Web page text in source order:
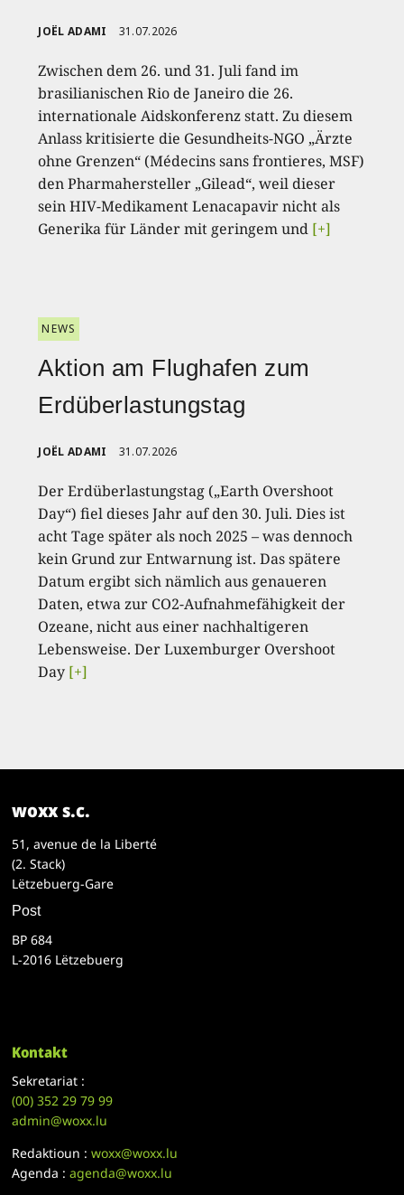
JOËL ADAMI 31.07.2026
Zwischen dem 26. und 31. Juli fand im
brasilianischen Rio de Janeiro die 26.
internationale Aidskonferenz statt. Zu diesem
Anlass kritisierte die Gesundheits-NGO „Ärzte
ohne Grenzen“ (Médecins sans frontieres, MSF)
den Pharmahersteller „Gilead“, weil dieser
sein HIV-Medikament Lenacapavir nicht als
Generika für Länder mit geringem und [+]
NEWS
Aktion am Flughafen zum
Erdüberlastungstag
JOËL ADAMI 31.07.2026
Der Erdüberlastungstag („Earth Overshoot
Day“) fiel dieses Jahr auf den 30. Juli. Dies ist
acht Tage später als noch 2025 – was dennoch
kein Grund zur Entwarnung ist. Das spätere
Datum ergibt sich nämlich aus genaueren
Daten, etwa zur CO2-Aufnahmefähigkeit der
Ozeane, nicht aus einer nachhaltigeren
Lebensweise. Der Luxemburger Overshoot
Day [+]
woxx s.c.
51, avenue de la Liberté
(2. Stack)
Lëtzebuerg-Gare
Post
BP 684
L-2016 Lëtzebuerg
Kontakt
Sekretariat :
(00)352 29 79 99
admin@woxx.lu
Redaktioun :woxx@woxx.lu
Agenda :agenda@woxx.lu